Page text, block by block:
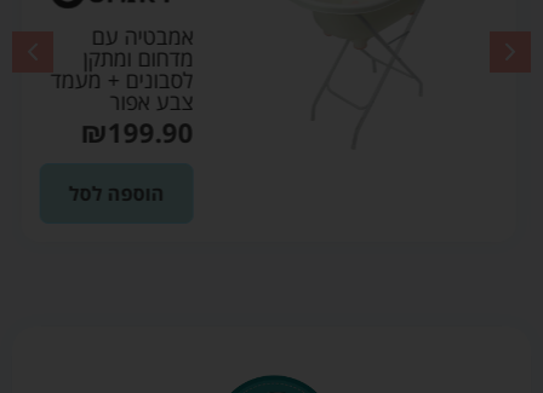
אמבטיה עם
מדחום ומתקן
לסבונים + מעמד
צבע אפור
₪199.90
הוספה לסל